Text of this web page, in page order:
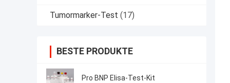
Tumormarker-Test (17)
BESTE PRODUKTE
Pro BNP Elisa-Test-Kit